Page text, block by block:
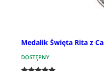
Medalik Święta Rita z
DOSTĘPNY